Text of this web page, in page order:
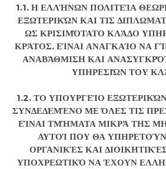
1.1. Η ΕΛΛΉΝΩΝ ΠΟΛΙΤΕΊΑ
ΕΞΩΤΕΡΙΚΏΝ ΚΑΙ ΤΙΣ
ΩΣ ΚΡΙΣΙΜΌΤΑΤΟ ΚΛΆΔΟ
ΚΡΆΤΟΣ. ΕΊΝΑΙ ΑΝΑΓΚΑΊΟ ΝΑ
ΑΝΑΒΆΘΜΙΣΗ ΚΑΙ
ΥΠΗΡΕΣΙΏΝ ΤΟΥ
1.2. ΤΟ ΥΠΟΥΡΓΕΊΟ
ΣΥΝΔΕΔΕΜΈΝΟ ΜΕ ΌΛΕΣ ΤΙΣ
ΕΊΝΑΙ ΤΜΉΜΑΤΑ ΜΙΚΡΆ ΤΗΣ
ΑΥΤΟΊ ΠΟΥ ΘΑ ΥΠΗΡΕΤΟΎΝ
ΟΡΓΑΝΙΚΈΣ ΚΑΙ
ΥΠΟΧΡΕΩΤΙΚΌ ΝΑ ΈΧΟΥΝ